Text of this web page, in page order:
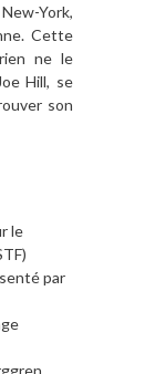
York,
Cette
ne le
Hill, se
son
le
par